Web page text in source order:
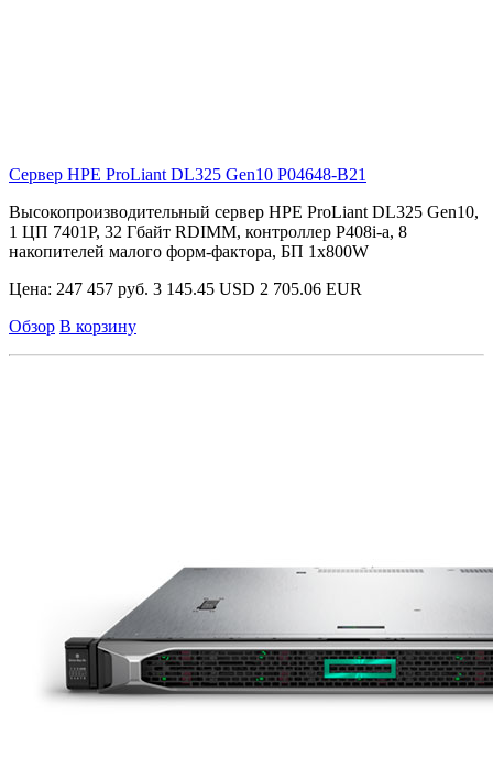
Сервер HPE ProLiant DL325 Gen10 P04648-B21
Высокопроизводительный сервер HPE ProLiant DL325 Gen10,
1 ЦП 7401P, 32 Гбайт RDIMM, контроллер P408i-a, 8
накопителей малого форм-фактора, БП 1x800W
Цена: 247 457 руб. 3 145.45 USD 2 705.06 EUR
Обзор В корзину